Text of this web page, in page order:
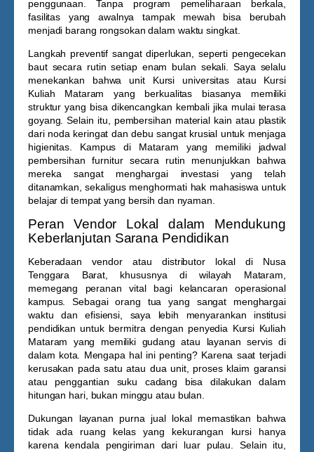
penggunaan. Tanpa program pemeliharaan berkala,
fasilitas yang awalnya tampak mewah bisa berubah
menjadi barang rongsokan dalam waktu singkat.
Langkah preventif sangat diperlukan, seperti pengecekan
baut secara rutin setiap enam bulan sekali. Saya selalu
menekankan bahwa unit Kursi universitas atau Kursi
Kuliah Mataram yang berkualitas biasanya memiliki
struktur yang bisa dikencangkan kembali jika mulai terasa
goyang. Selain itu, pembersihan material kain atau plastik
dari noda keringat dan debu sangat krusial untuk menjaga
higienitas. Kampus di Mataram yang memiliki jadwal
pembersihan furnitur secara rutin menunjukkan bahwa
mereka sangat menghargai investasi yang telah
ditanamkan, sekaligus menghormati hak mahasiswa untuk
belajar di tempat yang bersih dan nyaman.
Peran Vendor Lokal dalam Mendukung
Keberlanjutan Sarana Pendidikan
Keberadaan vendor atau distributor lokal di Nusa
Tenggara Barat, khususnya di wilayah Mataram,
memegang peranan vital bagi kelancaran operasional
kampus. Sebagai orang tua yang sangat menghargai
waktu dan efisiensi, saya lebih menyarankan institusi
pendidikan untuk bermitra dengan penyedia Kursi Kuliah
Mataram yang memiliki gudang atau layanan servis di
dalam kota. Mengapa hal ini penting? Karena saat terjadi
kerusakan pada satu atau dua unit, proses klaim garansi
atau penggantian suku cadang bisa dilakukan dalam
hitungan hari, bukan minggu atau bulan.
Dukungan layanan purna jual lokal memastikan bahwa
tidak ada ruang kelas yang kekurangan kursi hanya
karena kendala pengiriman dari luar pulau. Selain itu,